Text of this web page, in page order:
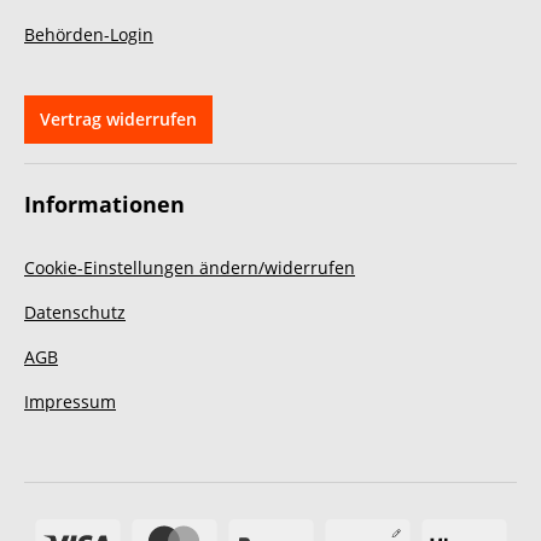
Behörden-Login
Vertrag widerrufen
Informationen
Cookie-Einstellungen ändern/widerrufen
Datenschutz
AGB
Impressum